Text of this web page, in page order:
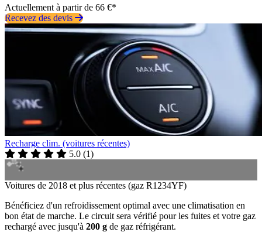
Actuellement à partir de 66 €*
Recevez des devis
Recharge clim. (voitures récentes)
5.0 (1)
Voitures de 2018 et plus récentes (gaz R1234YF)
Bénéficiez d'un refroidissement optimal avec une climatisation en
bon état de marche. Le circuit sera vérifié pour les fuites et votre gaz
rechargé avec jusqu'à 200 g de gaz réfrigérant.